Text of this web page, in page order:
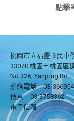
點擊
桃園市立福豐國民中
33070 桃園市桃園區
No.326, Yanping Rd.,
聯絡電話
03-
傳真
03-3758362
電子信箱